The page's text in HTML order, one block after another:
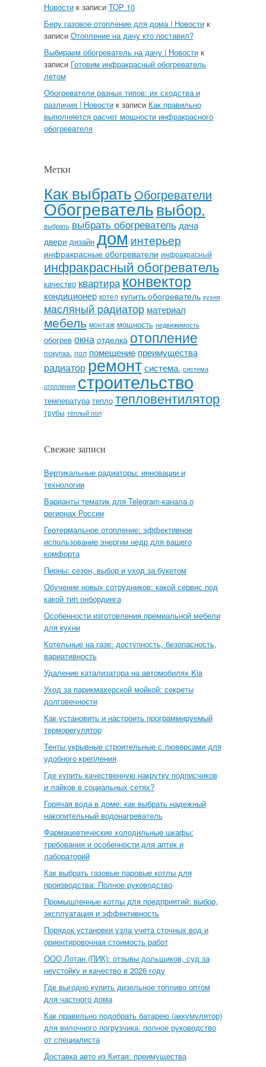
Новостик записи TOP 10
Беру газовое отопление для дома | Новостик
записи Отопление на дачу кто поставил?
Выбираем обогреватель на дачу | Новостик
записи Готовим инфракрасный обогреватель
летом
Обогреватели разных типов: их сходства и
различия | Новостик записи Как правильно
выполняется расчет мощности инфракрасного
обогревателя
Метки
Как выбрать Обогреватели
Обогревательвыбор.
выбрать выбрать обогреватель дача
двери дизайн дом интерьер
инфракрасные обогреватели инфракрасный
инфракрасный обогреватель
качество квартираконвектор
кондиционер котел купить обогреватель кухня
масляный радиатор материал
мебель монтаж мощность недвижимость
обогрев окна отделка отопление
покупка. пол помещение преимущества
радиатор ремонт система. система
отопления строительство
температура тепло тепловентилятор
трубы тёплый пол
Свежие записи
Вертикальные радиаторы: инновации и
технологии
Варианты тематик для Telegram-канала о
регионах России
Геотермальное отопление: эффективное
использование энергии недр для вашего
комфорта
Пионы: сезон, выбор и уход за букетом
Обучение новых сотрудников: какой сервис под
какой тип онбординга
Особенности изготовления премиальной мебели
для кухни
Котельные на газе: доступность, безопасность,
вариативность
Удаление катализатора на автомобилях Kia
Уход за парикмахерской мойкой: секреты
долговечности
Как установить и настроить программируемый
терморегулятор
Тенты укрывные строительные с люверсами для
удобного крепления
Где купить качественную накрутку подписчиков
и лайков в социальных сетях?
Горячая вода в доме: как выбрать надежный
накопительный водонагреватель
Фармацевтические холодильные шкафы:
требования и особенности для аптек и
лабораторий
Как выбрать газовые паровые котлы для
производства: Полное руководство
Промышленные котлы для предприятий: выбор,
эксплуатация и эффективность
Порядок установки узла учета сточных вод и
ориентировочная стоимость работ
ООО Лотан (ПИК): отзывы дольщиков, суд за
неустойку и качество в 2026 году
Где выгодно купить дизельное топливо оптом
для частного дома
Как правильно подобрать батарею (аккумулятор)
для вилочного погрузчика: полное руководство
от специалиста
Доставка авто из Китая: преимущества